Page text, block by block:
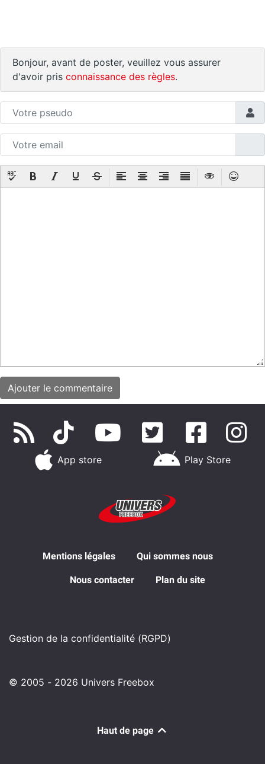
Bonjour, avant de poster, veuillez vous assurer
d'avoir pris connaissance des règles.
App store Play Store
Mentions légales Qui sommes nous
Nous contacter Plan du site
Gestion de la confidentialité (RGPD)
© 2005 - 2026 Univers Freebox
Haut de page